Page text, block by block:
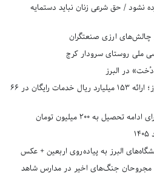
نشود / حق شرعی زنان نباید دستمایه
ارزی صنعتگران
در البرز
رکوردزنی در عدالت درمانی البرز؛ ارائه ۱۵۳ میلیارد ریال خدمات رایگان در ۶۶
به ۲۰۰ میلیون تومان
البرز به پیاده‌روی اربعین + عکس
مجروحان جنگ‌های اخیر در مدارس شاهد